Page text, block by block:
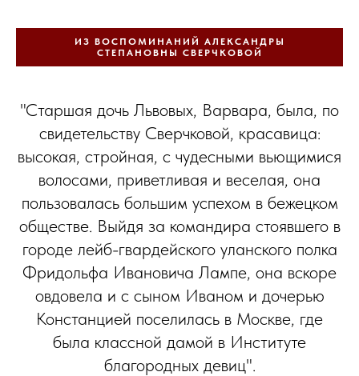
ИЗ ВОСПОМИНАНИЙ АЛЕКСАНДРЫ
СТЕПАНОВНЫ СВЕРЧКОВОЙ
"Старшая дочь Львовых, Варвара, была, по
свидетельству Сверчковой, красавица:
высокая, стройная, с чудесными вьющимися
волосами, приветливая и веселая, она
пользовалась большим успехом в бежецком
обществе. Выйдя за командира стоявшего в
городе лейб-гвардейского уланского полка
Фридольфа Ивановича Лампе, она вскоре
овдовела и с сыном Иваном и дочерью
Констанцией поселилась в Москве, где
была классной дамой в Институте
благородных девиц".